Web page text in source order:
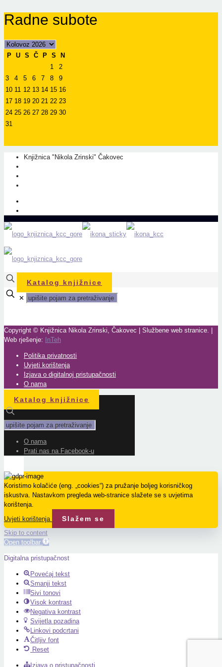
Radne subote
P U S Č P S
N
1
2
3
4 5 6 7 8
9
10 11 12 13 14 15 16
17 18 19 20 21 22 23
24 25 26 27 28 29 30
31
Knjižnica "Nikola Zrinski" Čakovec
Katalog knjižnice
✕
Copyright © Knjižnica Nikola Zrinski, Čakovec | Službene web stranice. |
Web rješenje:
InTeh
Politika privatnosti
Uvjeti korištenja
Izjava o digitalnoj pristupačnosti
O nama
Katalog knjižnice
O nama
Prati nas na Facebook-u
Koristimo kolačiće (eng. „cookies“) za pružanje boljeg korisničkog
iskustva. Nastavkom pregleda web-stranice slažete se s uvjetima
korištenja.
Uvjeti korištenja
Slažem se
Skip to content
Open toolbar
Digitalna pristupačnost
Povećaj tekst
Smanji tekst
Sivi tonovi
Visok kontrast
Negativa kontrast
Svijetla pozadina
Linkovi podcrtani
Čitljiv font
Reset
Izjava o pristupačnosti